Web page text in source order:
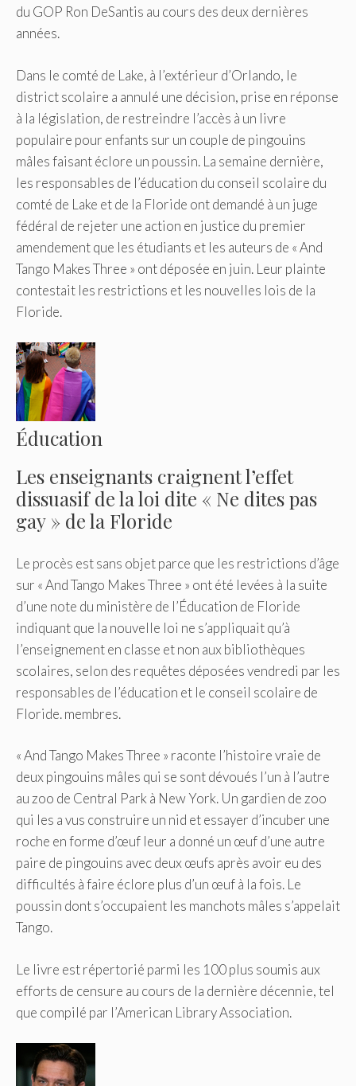
du GOP Ron DeSantis au cours des deux dernières
années.
Dans le comté de Lake, à l’extérieur d’Orlando, le
district scolaire a annulé une décision, prise en réponse
à la législation, de restreindre l’accès à un livre
populaire pour enfants sur un couple de pingouins
mâles faisant éclore un poussin. La semaine dernière,
les responsables de l’éducation du conseil scolaire du
comté de Lake et de la Floride ont demandé à un juge
fédéral de rejeter une action en justice du premier
amendement que les étudiants et les auteurs de « And
Tango Makes Three » ont déposée en juin. Leur plainte
contestait les restrictions et les nouvelles lois de la
Floride.
Éducation
Les enseignants craignent l’effet
dissuasif de la loi dite « Ne dites pas
gay » de la Floride
Le procès est sans objet parce que les restrictions d’âge
sur « And Tango Makes Three » ont été levées à la suite
d’une note du ministère de l’Éducation de Floride
indiquant que la nouvelle loi ne s’appliquait qu’à
l’enseignement en classe et non aux bibliothèques
scolaires, selon des requêtes déposées vendredi par les
responsables de l’éducation et le conseil scolaire de
Floride. membres.
« And Tango Makes Three » raconte l’histoire vraie de
deux pingouins mâles qui se sont dévoués l’un à l’autre
au zoo de Central Park à New York. Un gardien de zoo
qui les a vus construire un nid et essayer d’incuber une
roche en forme d’œuf leur a donné un œuf d’une autre
paire de pingouins avec deux œufs après avoir eu des
difficultés à faire éclore plus d’un œuf à la fois. Le
poussin dont s’occupaient les manchots mâles s’appelait
Tango.
Le livre est répertorié parmi les 100 plus soumis aux
efforts de censure au cours de la dernière décennie, tel
que compilé par l’American Library Association.